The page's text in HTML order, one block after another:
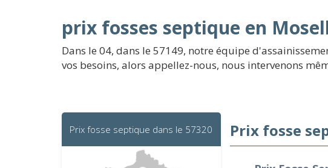
prix fosses septique en
Dans le 04, dans le 57149, notre équipe
vos besoins, alors appellez-nous, nous intervenons
Prix fosse septique dans le 57320 Prix fosse